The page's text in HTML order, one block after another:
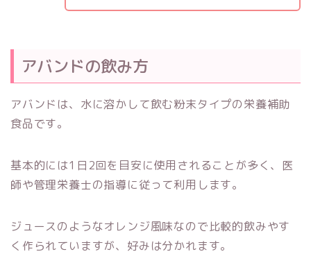
アバンドの飲み方
アバンドは、水に溶かして飲む粉末タイプの栄養補助
食品です。
基本的には1日2回を目安に使用されることが多く、医
師や管理栄養士の指導に従って利用します。
ジュースのようなオレンジ風味なので比較的飲みやす
く作られていますが、好みは分かれます。